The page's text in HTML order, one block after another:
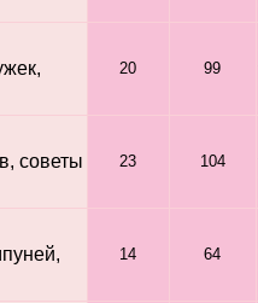
20 99
советы
23 104
14 64